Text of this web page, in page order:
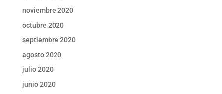
noviembre 2020
octubre 2020
septiembre 2020
agosto 2020
julio 2020
junio 2020